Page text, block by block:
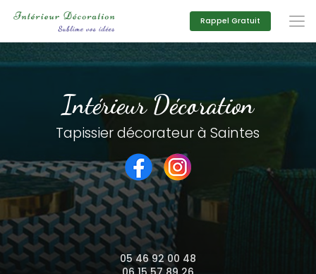
principal
Rappel Gratuit
Intérieur Décoration
Tapissier décorateur à Saintes
05 46 92 00 48